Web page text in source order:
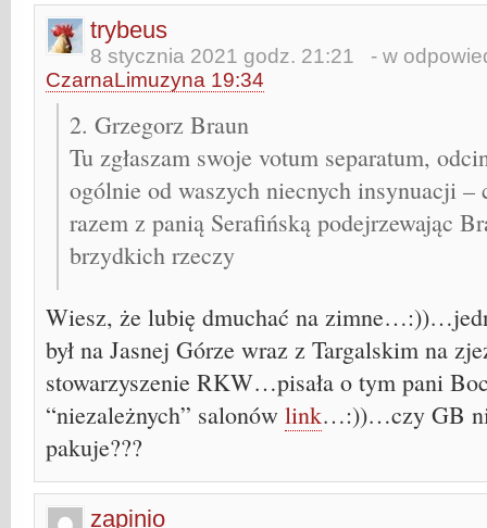
trybeus
8 stycznia 2021 godz. 21:21 - w
CzarnaLimuzyna 19:34
2. Grzegorz Braun
Tu zgłaszam swoje votum separatum,
ogólnie od waszych niecnych insynuacji –
razem z panią Serafińską podejrzewając
brzydkich rzeczy
Wiesz, że lubię dmuchać na
był na Jasnej Górze wraz z Targalskim na
stowarzyszenie RKW…pisała o tym pani
“niezależnych” salonów link…:))…czy GB
pakuje???
zapinio